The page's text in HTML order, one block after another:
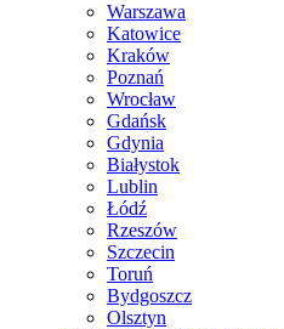
Warszawa
Katowice
Kraków
Poznań
Wrocław
Gdańsk
Gdynia
Białystok
Lublin
Łódź
Rzeszów
Szczecin
Toruń
Bydgoszcz
Olsztyn